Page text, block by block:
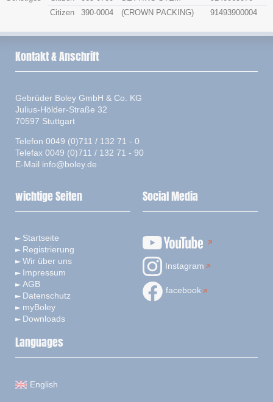
Citizen
390-0004 (CROWN PACKING) 91493900004
Kontakt & Anschrift
Gebrüder Boley GmbH & Co. KG
Julius-Hölder-Straße 32
70597 Stuttgart
Telefon 0049 (0)711 / 132 71 - 0
Telefax 0049 (0)711 / 132 71 - 90
E-Mail info@boley.de
wichtige Seiten
Startseite
Registrierung
Wir über uns
Impressum
AGB
Datenschutz
myBoley
Downloads
Social Media
Instagram
facebook
Languages
English